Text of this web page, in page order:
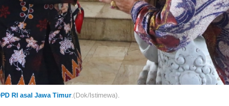
RI asal Jawa Timur.(Dok/Istimewa).